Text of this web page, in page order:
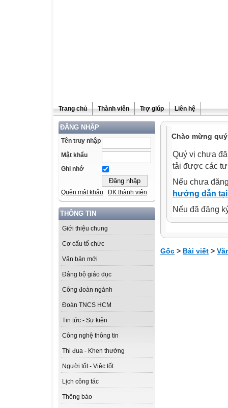
Trang chủ Thành viên Trợ giúp Liên hệ
ĐĂNG NHẬP
Tên truy nhập
Mật khẩu
Ghi nhớ
Quên mật khẩu ĐK thành viên
THÔNG TIN
Giới thiệu chung
Cơ cấu tổ chức
Văn bản mới
Đảng bộ giáo dục
Công đoàn ngành
Đoàn TNCS HCM
Tin tức - Sự kiện
Công nghệ thông tin
Thi đua - Khen thưởng
Người tốt - Việc tốt
Lịch công tác
Thông báo
Chào mừng
Quý vị chưa
tải được các
Nếu chưa
hướng dẫn
Nếu đã đăng
Gốc > Bài viết >